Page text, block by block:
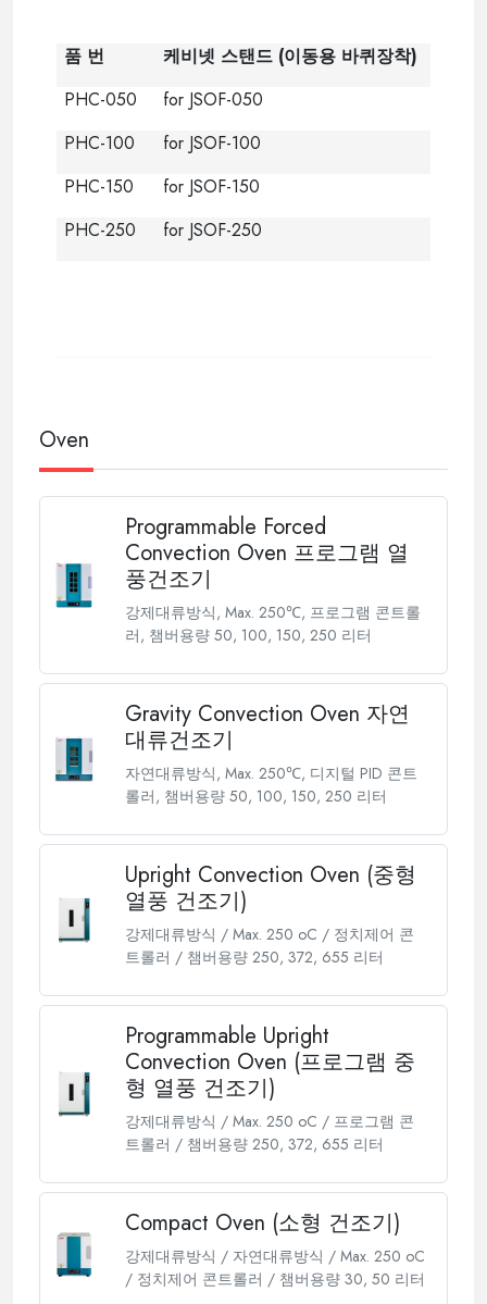
품 번 케비넷 스탠드 (이동용 바퀴장착)
PHC-050
for JSOF-050
PHC-100
for JSOF-100
PHC-150
for JSOF-150
PHC-250
for JSOF-250
Oven
Programmable Forced
Convection Oven 프로그램 열
풍건조기
강제대류방식, Max. 250℃, 프로그램 콘트롤
러, 챔버용량 50, 100, 150, 250 리터
Gravity Convection Oven 자연
대류건조기
자연대류방식, Max. 250℃, 디지털 PID 콘트
롤러, 챔버용량 50, 100, 150, 250 리터
Upright Convection Oven (중형
열풍 건조기)
강제대류방식 / Max. 250 oC / 정치제어 콘
트롤러 / 챔버용량 250, 372, 655 리터
Programmable Upright
Convection Oven (프로그램 중
형 열풍 건조기)
강제대류방식 / Max. 250 oC / 프로그램 콘
트롤러 / 챔버용량 250, 372, 655 리터
Compact Oven (소형 건조기)
강제대류방식 / 자연대류방식 / Max. 250 oC
/ 정치제어 콘트롤러 / 챔버용량 30, 50 리터